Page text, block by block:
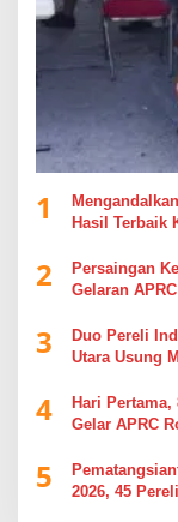
1
Hasil Terbaik
2
Persaingan
Gelaran
3
Duo Pereli
Utara Usung
4
Hari
Gelar APRC
5
2026, 45